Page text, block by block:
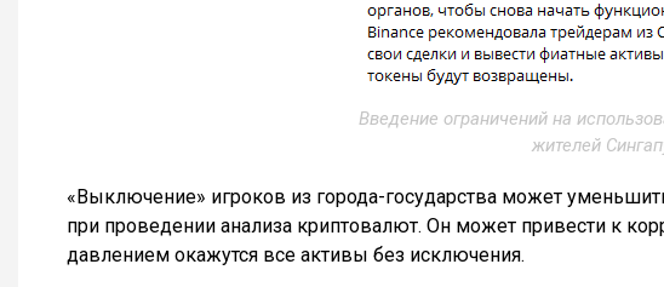
Введение ограничений на
жителей
«Выключение» игроков из города-государства может
при проведении анализа криптовалют. Он может привести к
давлением окажутся все активы без исключения.